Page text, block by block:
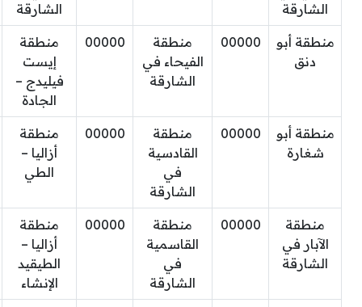
الشارقة
الشارقة
منطقة أبو
دنق
00000
منطقة
الفيحاء في
الشارقة
00000
منطقة
إيست
فيليدج –
الجادة
منطقة أبو
شغارة
00000
منطقة
القادسية
في
الشارقة
00000
منطقة
أزاليا –
الطي
منطقة
الآبار في
الشارقة
00000
منطقة
القاسمية
في
الشارقة
00000
منطقة
أزاليا –
الطيقيد
الإنشاء